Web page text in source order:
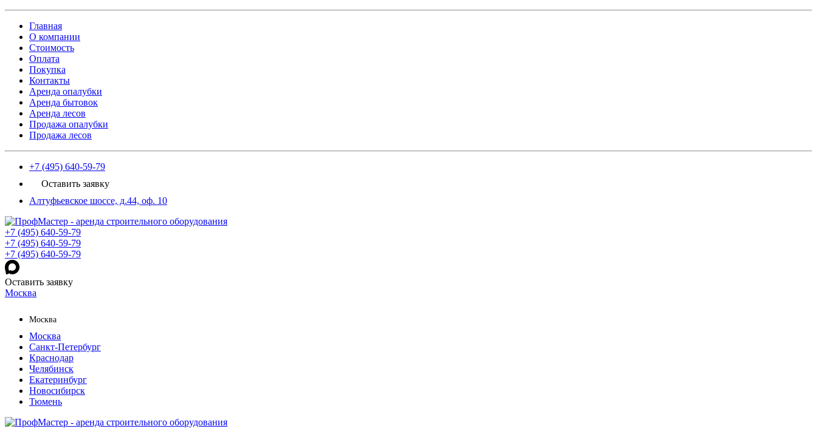
Главная
О компании
Стоимость
Оплата
Покупка
Контакты
Аренда опалубки
Аренда бытовок
Аренда лесов
Продажа опалубки
Продажа лесов
+7 (495) 640-59-79
Оставить заявку
Алтуфьевское шоссе, д.44, оф. 10
+7 (495) 640-59-79
+7 (495) 640-59-79
+7 (495) 640-59-79
Оставить заявку
Москва
Москва
Москва
Санкт-Петербург
Краснодар
Челябинск
Екатеринбург
Новосибирск
Тюмень